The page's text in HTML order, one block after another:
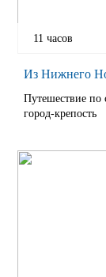
11 часов
Из Нижнего
Путешествие по
город-крепость